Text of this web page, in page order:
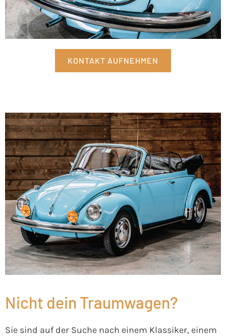
KONTAKT AUFNEHMEN
Nicht dein Traumwagen?
Sie sind auf der Suche nach einem Klassiker, einem